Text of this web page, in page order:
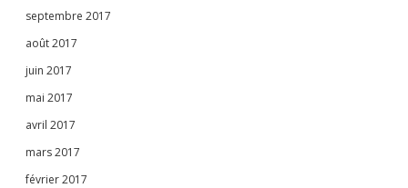
septembre 2017
août 2017
juin 2017
mai 2017
avril 2017
mars 2017
février 2017